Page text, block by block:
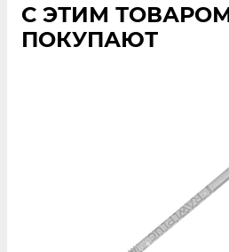
С ЭТИМ
ПОКУПАЮТ